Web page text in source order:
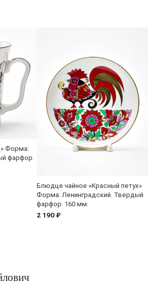
Форма:
фарфор.
Блюдце чайное «Красный петух»
Форма: Ленинградский. Твердый
фарфор. 160 мм.
2 190 ₽